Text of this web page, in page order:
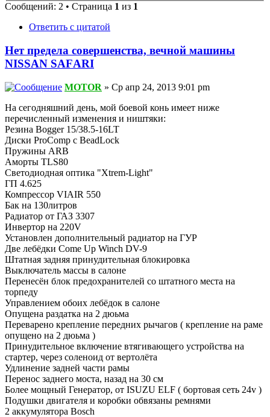
Сообщений: 2 • Страница 1 из 1
Ответить с цитатой
Нет предела совершенства, вечной машины
NISSAN SAFАRI
MOTOR » Ср апр 24, 2013 9:01 pm
На сегодняшний день, мой боевой конь имеет ниже
перечисленный изменения и ништяки:
Резина Bogger 15/38.5-16LT
Диски ProComp с BeadLock
Пружины ARB
Аморты TLS80
Светодиодная оптика "Xtrem-Light"
ГП 4.625
Компрессор VIAIR 550
Бак на 130литров
Радиатор от ГАЗ 3307
Инвертор на 220V
Установлен дополнительный радиатор на ГУР
Две лебёдки Come Up Winch DV-9
Штатная задняя принудительная блокировка
Выключатель массы в салоне
Перенесён блок предохранителей со штатного места на
торпеду
Управлением обоих лебёдок в салоне
Опущена раздатка на 2 дюьма
Переварено крепление передних рычагов ( крепление на раме
опущено на 2 дюьма )
Принудительное включение втягивающего устройства на
стартер, через соленоид от вертолёта
Удлинение задней части рамы
Перенос заднего моста, назад на 30 см
Более мощный Генератор, от ISUZU ELF ( бортовая сеть 24v )
Подушки двигателя и коробки обвязаны ремнями
2 аккумулятора Bosch